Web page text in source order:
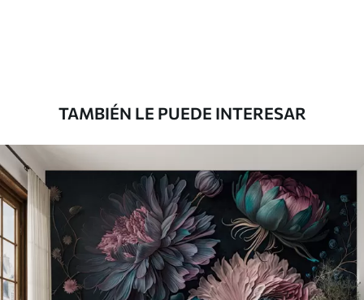
Vinilo Premium
1990.001194.00$U/m²
TAMBIÉN LE PUEDE INTERESAR